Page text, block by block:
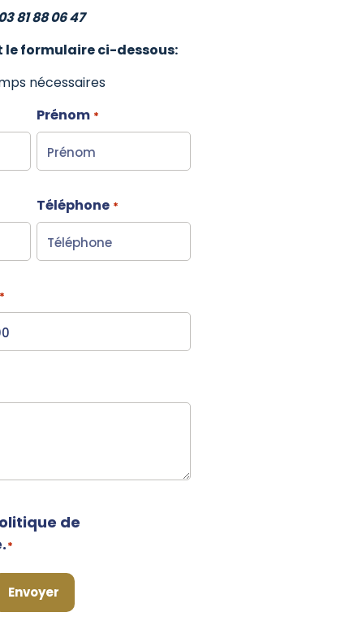
81 88 06 47
le formulaire ci-dessous:
nécessaires
Prénom *
Téléphone *
*
de
*